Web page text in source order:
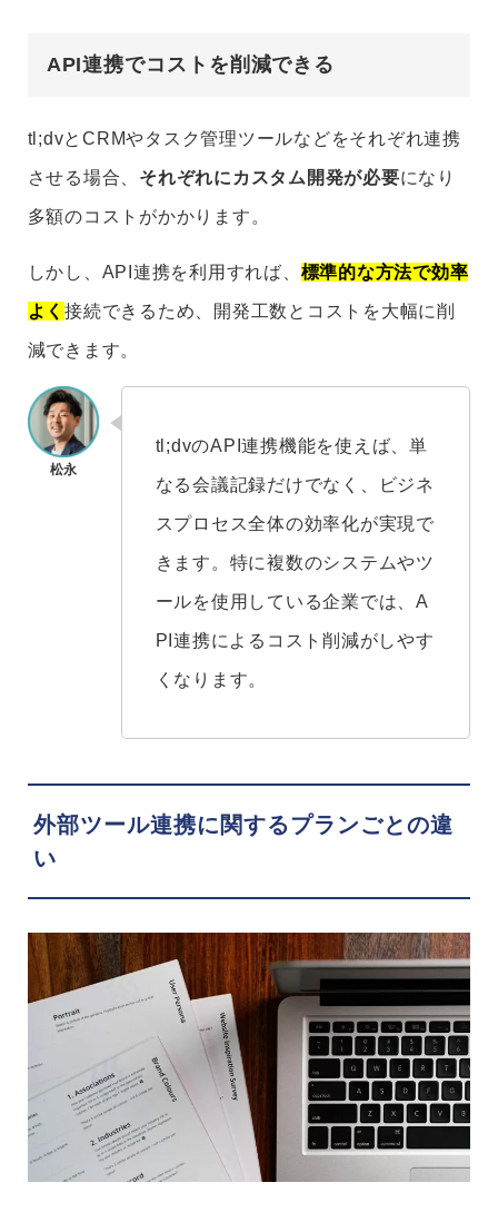
API連携でコストを削減できる
tl;dvとCRMやタスク管理ツールなどをそれぞれ連携
させる場合、 それぞれにカスタム開発が必要になり
多額のコストがかかります。
しかし、API連携を利用すれば、 標準的な方法で効率
よく接続できるため、開発工数とコストを大幅に削
減できます。
tl;dvのAPI連携機能を使えば、単
なる会議記録だけでなく、ビジネ
スプロセス全体の効率化が実現で
きます。特に複数のシステムやツ
ールを使用している企業では、A
PI連携によるコスト削減がしやす
くなります。
外部ツール連携に関するプランごとの違
い